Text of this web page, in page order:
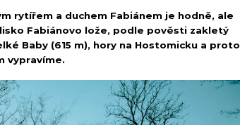
rytířem a duchem Fabiánem je hodně, ale
Fabiánovo lože, podle pověsti zakletý
Baby (615 m), hory na Hostomicku a proto
vypravíme.